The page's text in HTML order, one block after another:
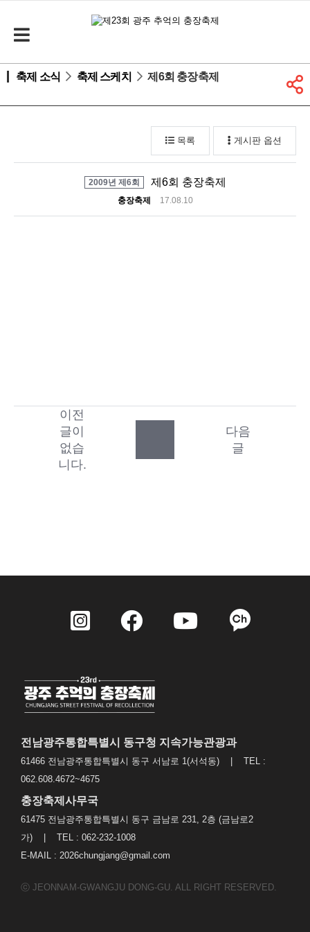
축제 소식 축제 스케치 제6회 충장축제
목록 게시판 옵션
2009년 제6회 제6회 충장축제
충장축제 17.08.10
이전
글이
없습
니다.
다음
글
전남광주통합특별시 동구청 지속가능관광과
61466 전남광주통합특별시 동구 서남로 1(서석동) | TEL :
062.608.4672~4675
충장축제사무국
61475 전남광주통합특별시 동구 금남로 231, 2층 (금남로2
가) | TEL : 062-232-1008
E-MAIL : 2026chungjang@gmail.com
ⓒ JEONNAM-GWANGJU DONG-GU. ALL RIGHT RESERVED.